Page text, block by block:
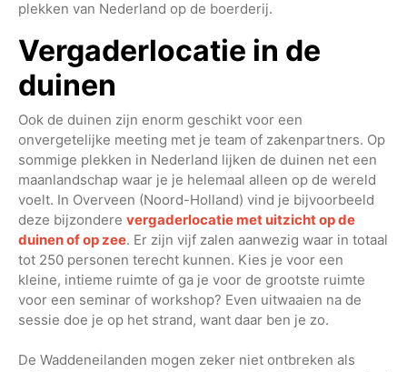
plekken van Nederland op de boerderij.
Vergaderlocatie in de
duinen
Ook de duinen zijn enorm geschikt voor een
onvergetelijke meeting met je team of zakenpartners. Op
sommige plekken in Nederland lijken de duinen net een
maanlandschap waar je je helemaal alleen op de wereld
voelt. In Overveen (Noord-Holland) vind je bijvoorbeeld
deze bijzondere vergaderlocatie met uitzicht op de
duinen of op zee. Er zijn vijf zalen aanwezig waar in totaal
tot 250 personen terecht kunnen. Kies je voor een
kleine, intieme ruimte of ga je voor de grootste ruimte
voor een seminar of workshop? Even uitwaaien na de
sessie doe je op het strand, want daar ben je zo.
De Waddeneilanden mogen zeker niet ontbreken als